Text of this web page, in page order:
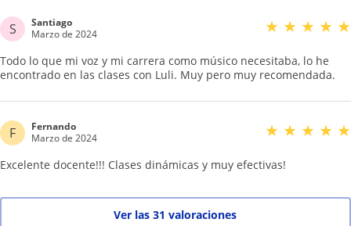
S
Santiago
Marzo de 2024
★ ★ ★ ★ ★
Todo lo que mi voz y mi carrera como músico necesitaba, lo he
encontrado en las clases con Luli. Muy pero muy recomendada.
F
Fernando
Marzo de 2024
★ ★ ★ ★ ★
Excelente docente!!! Clases dinámicas y muy efectivas!
Ver las 31 valoraciones